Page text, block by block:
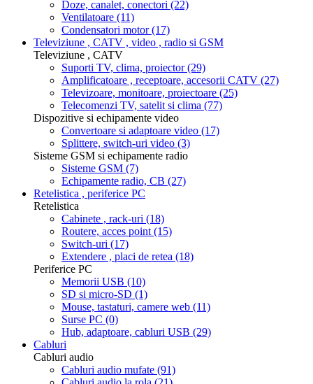
Doze, canalet, conectori (22)
Ventilatoare (11)
Condensatori motor(17)
Televiziune , CATV , video , radio si GSM
Televiziune , CATV
Suporti TV, clima, proiector(29)
Amplificatoare , receptoare, accesorii CATV (27)
Televizoare, monitoare, proiectoare (25)
Telecomenzi TV, satelit si clima (77)
Dispozitive si echipamente video
Convertoare si adaptoare video (17)
Splittere, switch-uri video (3)
Sisteme GSM si echipamente radio
Sisteme GSM (7)
Echipamente radio, CB (27)
Retelistica , periferice PC
Retelistica
Cabinete , rack-uri (18)
Routere, acces point (15)
Switch-uri (17)
Extendere , placi de retea (18)
Periferice PC
Memorii USB (10)
SD si micro-SD (1)
Mouse, tastaturi, camere web (11)
Surse PC (0)
Hub, adaptoare, cabluri USB (29)
Cabluri
Cabluri audio
Cabluri audio mufate (91)